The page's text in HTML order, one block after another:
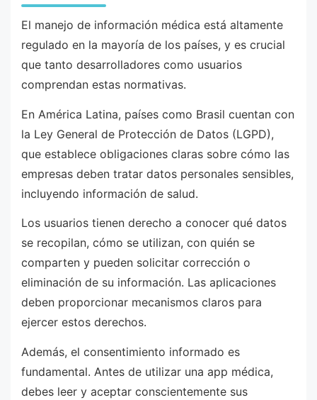
El manejo de información médica está altamente
regulado en la mayoría de los países, y es crucial
que tanto desarrolladores como usuarios
comprendan estas normativas.
En América Latina, países como Brasil cuentan con
la Ley General de Protección de Datos (LGPD),
que establece obligaciones claras sobre cómo las
empresas deben tratar datos personales sensibles,
incluyendo información de salud.
Los usuarios tienen derecho a conocer qué datos
se recopilan, cómo se utilizan, con quién se
comparten y pueden solicitar corrección o
eliminación de su información. Las aplicaciones
deben proporcionar mecanismos claros para
ejercer estos derechos.
Además, el consentimiento informado es
fundamental. Antes de utilizar una app médica,
debes leer y aceptar conscientemente sus